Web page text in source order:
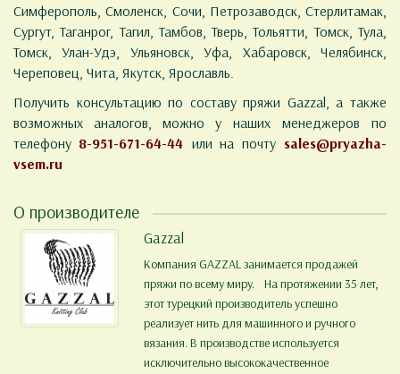
Симферополь, Смоленск, Сочи, Петрозаводск, Стерлитамак,
Сургут, Таганрог, Тагил, Тамбов, Тверь, Тольятти, Томск, Тула,
Томск, Улан-Удэ, Ульяновск, Уфа, Хабаровск, Челябинск,
Череповец, Чита, Якутск, Ярославль.
Получить консультацию по составу пряжи Gazzal, а также
возможных аналогов, можно у наших менеджеров по
телефону 8-951-671-64-44 или на почту sales@pryazha-
vsem.ru
О производителе
Gazzal
Компания GAZZAL занимается продажей
пряжи по всему миру. На протяжении 35 лет,
этот турецкий производитель успешно
реализует нить для машинного и ручного
вязания. В производстве используется
исключительно высококачественное